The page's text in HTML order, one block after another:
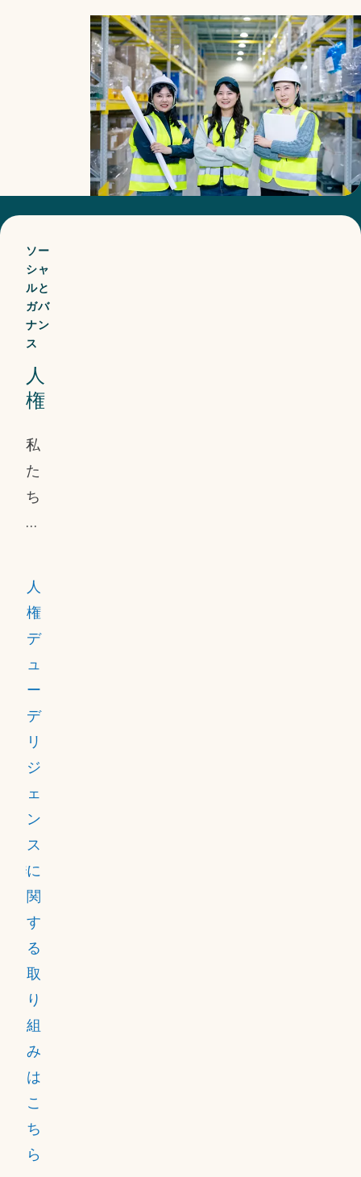
は、
安全
パフ
ォー
マン
スを
定期
的に
監視
報告
する
こと
で、
意識
と継
続的
な改
善の
文化
を促
進し
ま
す。
ソー
シャ
ルと
ガバ
ナン
ス
人
権
私
た
ち
は、
ュ
ー
チ
ェ
ン
全
体
で
高
い
ビ
ジ
ネ
ス
倫
理
と
人
権
基
準
を
人
権
デ
ュ
ー
デ
リ
ジ
ェ
ン
ス
に
関
す
る
取
り
組
み
は
こ
ち
ら